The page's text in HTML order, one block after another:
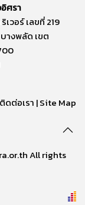
ศรา
เวอร์ เลขที่ 219
างพลัด เขต
ติดต่อเรา |Site Map
All rights